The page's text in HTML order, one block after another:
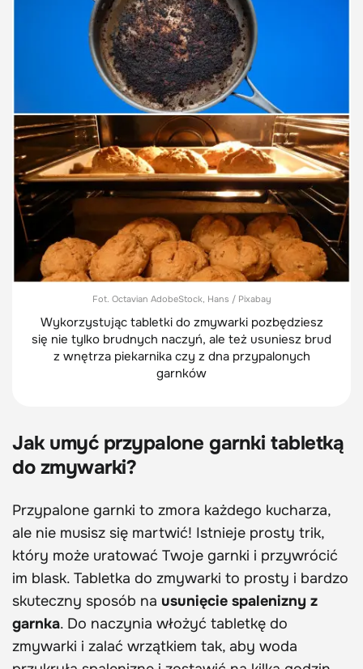
Fot. Octavian AdobeStock, Hans / Pixabay
Wykorzystując tabletki do zmywarki pozbędziesz
się nie tylko brudnych naczyń, ale też usuniesz brud
z wnętrza piekarnika czy z dna przypalonych
garnków
Jak umyć przypalone garnki tabletką
do zmywarki?
Przypalone garnki to zmora każdego kucharza,
ale nie musisz się martwić! Istnieje prosty trik,
który może uratować Twoje garnki i przywrócić
im blask. Tabletka do zmywarki to prosty i bardzo
skuteczny sposób na usunięcie spalenizny z
garnka. Do naczynia włożyć tabletkę do
zmywarki i zalać wrzątkiem tak, aby woda